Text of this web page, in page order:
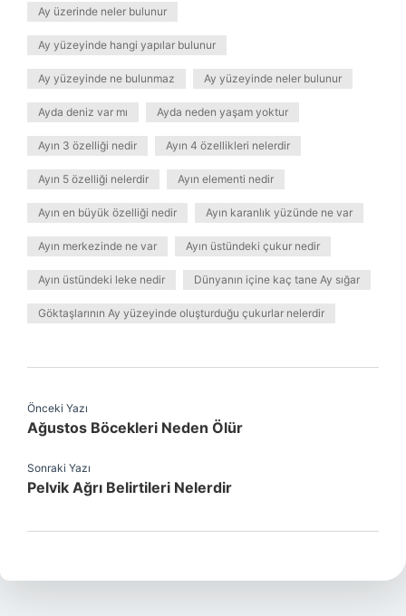
Ay üzerinde neler bulunur
Ay yüzeyinde hangi yapılar bulunur
Ay yüzeyinde ne bulunmaz Ay yüzeyinde neler bulunur
Ayda deniz var mı Ayda neden yaşam yoktur
Ayın 3 özelliği nedir Ayın 4 özellikleri nelerdir
Ayın 5 özelliği nelerdir Ayın elementi nedir
Ayın en büyük özelliği nedir Ayın karanlık yüzünde ne var
Ayın merkezinde ne var Ayın üstündeki çukur nedir
Ayın üstündeki leke nedir Dünyanın içine kaç tane Ay sığar
Göktaşlarının Ay yüzeyinde oluşturduğu çukurlar nelerdir
Önceki Yazı
Ağustos Böcekleri Neden Ölür
Sonraki Yazı
Pelvik Ağrı Belirtileri Nelerdir